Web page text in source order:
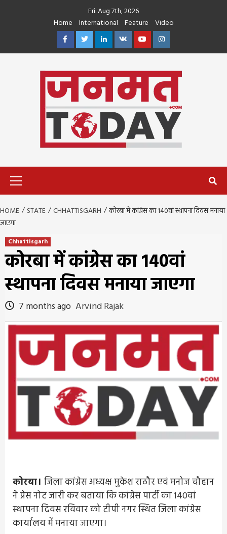
Fri. Aug 7th, 2026
Home
International Feature
Video
FacebookTwitterLinkedin
VK YoutubeInstagram
HOME STATE CHHATTISGARH
कोरबा में कांग्रेस का 140वां स्थापना दिवस मनाया
जाएगा
Chhattisgarh
कोरबा में कांग्रेस का 140वां
स्थापना दिवस मनाया जाएगा
7 months ago Arvind Rajak
कोरबा। जिला कांग्रेस अध्यक्ष मुकेश राठौर एवं मनोज चौहान
ने प्रेस नोट जारी कर बताया कि कांग्रेस पार्टी का 140वां
स्थापना दिवस रविवार को टीपी नगर स्थित जिला कांग्रेस
कार्यालय में मनाया जाएगा।